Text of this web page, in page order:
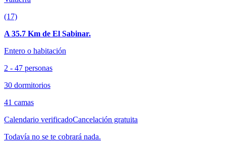
(17)
A 35.7 Km de El Sabinar.
Entero o habitación
2 - 47 personas
30 dormitorios
41 camas
Calendario verificadoCancelación gratuita
Todavía no se te cobrará nada.